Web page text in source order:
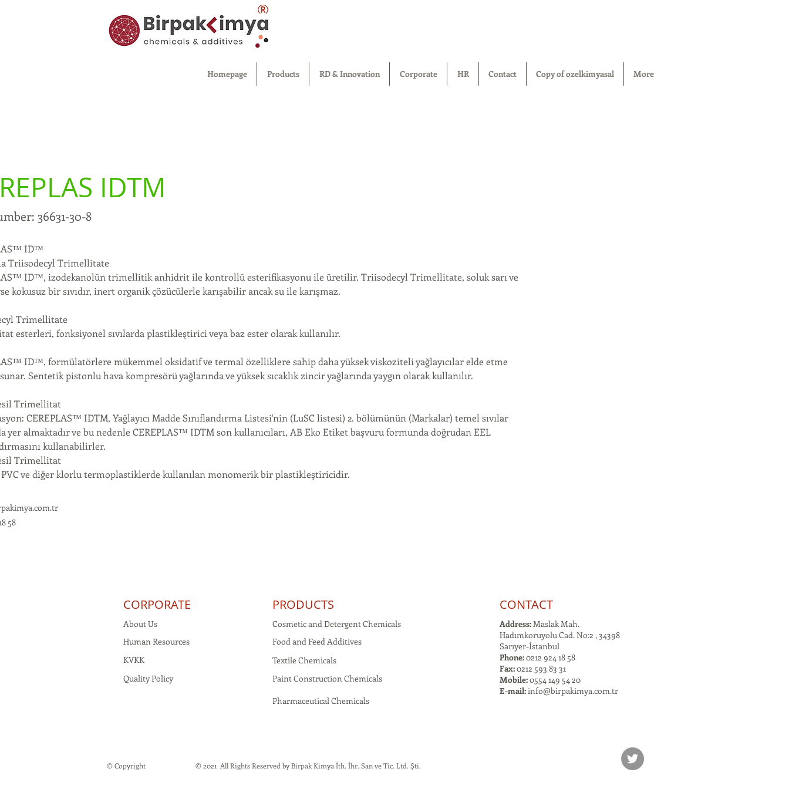
®
Homepage Products RD & Innovation Corporate HR Contact Copy of ozelkimyasal More
IDTM
36631-30-8
ID™
Triisodecyl Trimellitate
ID™, izodekanolün trimellitik anhidrit ile kontrollü esterifikasyonu ile üretilir. Triisodecyl Trimellitate, soluk sarı ve
kokusuz bir sıvıdır, inert organik çözücülerle karışabilir ancak su ile karışmaz.
Trimellitate
esterleri, fonksiyonel sıvılarda plastikleştirici veya baz ester olarak kullanılır.
ID™, formülatörlere mükemmel oksidatif ve termal özelliklere sahip daha yüksek viskoziteli yağlayıcılar elde etme
Sentetik pistonlu hava kompresörü yağlarında ve yüksek sıcaklık zincir yağlarında yaygın olarak kullanılır.
Trimellitat
CEREPLAS™ IDTM, Yağlayıcı Madde Sınıflandırma Listesi'nin (LuSC listesi) 2. bölümünün (Markalar) temel sıvılar
yer almaktadır ve bu nedenle CEREPLAS™ IDTM son kullanıcıları, AB Eko Etiket başvuru formunda doğrudan EEL
kullanabilirler.
Trimellitat
ve diğer klorlu termoplastiklerde kullanılan monomerik bir plastikleştiricidir.
58
CORPORATE
About Us
Human Resources
KVKK
Quality Policy
PRODUCTS
Cosmetic and Detergent Chemicals
Food and Feed Additives
Textile Chemicals
Paint Construction Chemicals
Pharmaceutical Chemicals
CONTACT
Address:Maslak Mah.
Hadımkoruyolu Cad. No:2 , 34398
Sarıyer-İstanbul
Phone:0212 924 18 58
Fax:0212 593 83 31
Mobile:0554 149 54 20
E-mail:info@birpakimya.com.tr
© Copyright © 2021 All Rights Reserved by Birpak Kimya İth. İhr. San ve Tic. Ltd. Şti.